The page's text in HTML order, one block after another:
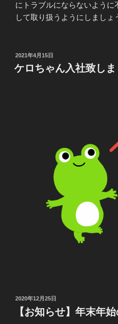
にトラブルにならないよう
して取り扱うようにしましょ
投
稿
日:
2021年4月15日
ケロちゃん入社致しま
投
稿
日:
2020年12月25日
【お知らせ】年末年